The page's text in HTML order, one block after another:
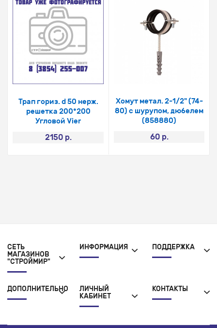
Трап гориз. d 50 нерж.
решетка 200*200
Угловой Vier
2150 р.
Хомут метал. 2-1/2" (74-
80) с шурупом, дюбелем
(858880)
60 р.
СЕТЬ
МАГАЗИНОВ
"СТРОЙМИР"
ИНФОРМАЦИЯ ПОДДЕРЖКА
ДОПОЛНИТЕЛЬНО
ЛИЧНЫЙ
КАБИНЕТ
КОНТАКТЫ